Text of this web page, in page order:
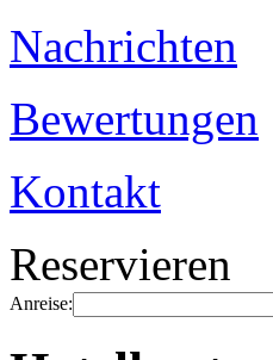
Nachrichten
Bewertungen
Kontakt
Reservieren
Anreise: